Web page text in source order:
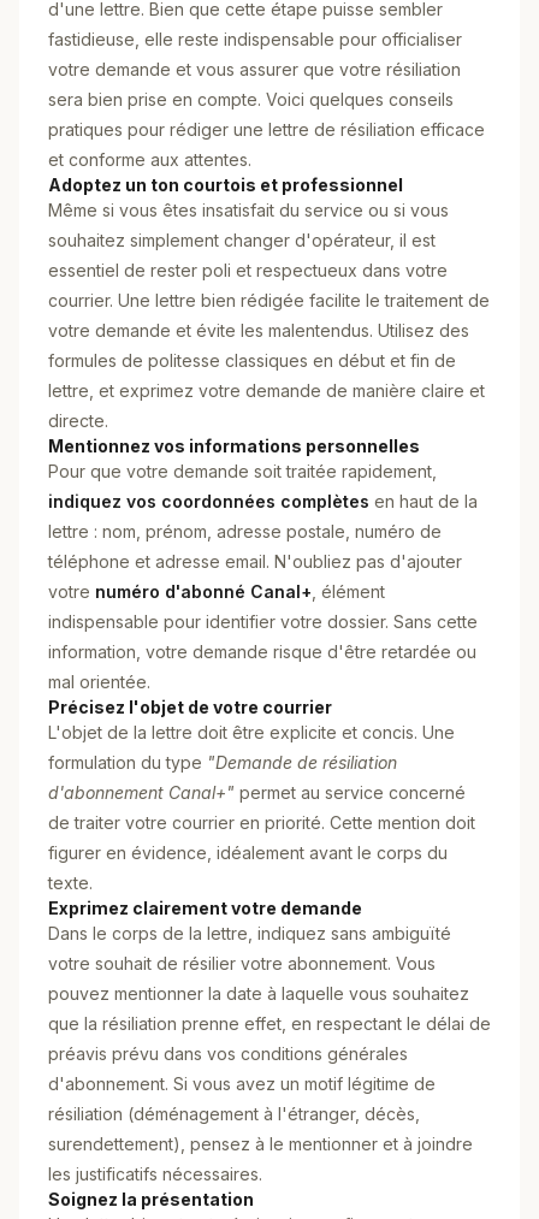
d'une lettre. Bien que cette étape puisse sembler
fastidieuse, elle reste indispensable pour officialiser
votre demande et vous assurer que votre résiliation
sera bien prise en compte. Voici quelques conseils
pratiques pour rédiger une lettre de résiliation efficace
et conforme aux attentes.
Adoptez un ton courtois et professionnel
Même si vous êtes insatisfait du service ou si vous
souhaitez simplement changer d'opérateur, il est
essentiel de rester poli et respectueux dans votre
courrier. Une lettre bien rédigée facilite le traitement de
votre demande et évite les malentendus. Utilisez des
formules de politesse classiques en début et fin de
lettre, et exprimez votre demande de manière claire et
directe.
Mentionnez vos informations personnelles
Pour que votre demande soit traitée rapidement,
indiquez vos coordonnées complètes en haut de la
lettre : nom, prénom, adresse postale, numéro de
téléphone et adresse email. N'oubliez pas d'ajouter
votre numéro d'abonné Canal+ , élément
indispensable pour identifier votre dossier. Sans cette
information, votre demande risque d'être retardée ou
mal orientée.
Précisez l'objet de votre courrier
L'objet de la lettre doit être explicite et concis. Une
formulation du type "Demande de résiliation
d'abonnement Canal+" permet au service concerné
de traiter votre courrier en priorité. Cette mention doit
figurer en évidence, idéalement avant le corps du
texte.
Exprimez clairement votre demande
Dans le corps de la lettre, indiquez sans ambiguïté
votre souhait de résilier votre abonnement. Vous
pouvez mentionner la date à laquelle vous souhaitez
que la résiliation prenne effet, en respectant le délai de
préavis prévu dans vos conditions générales
d'abonnement. Si vous avez un motif légitime de
résiliation (déménagement à l'étranger, décès,
surendettement), pensez à le mentionner et à joindre
les justificatifs nécessaires.
Soignez la présentation